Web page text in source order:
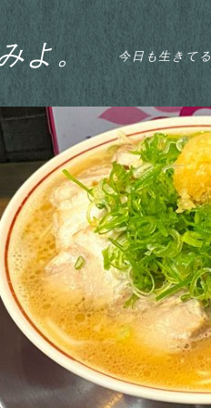
よ。 今日も生きてる